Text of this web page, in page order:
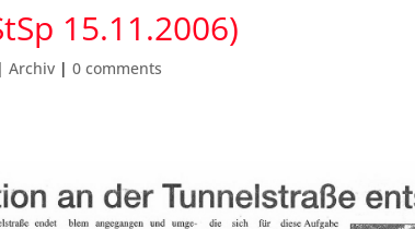
15.11.2006)
|Archiv |0 comments